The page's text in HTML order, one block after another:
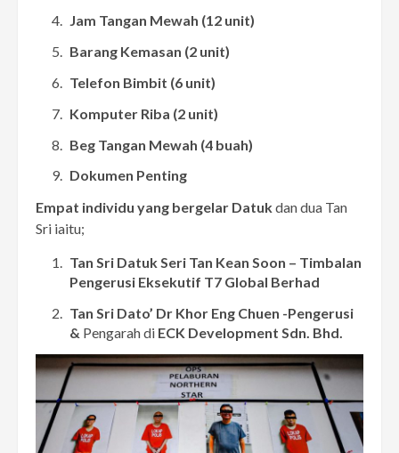
Jam Tangan Mewah (12 unit)
Barang Kemasan (2 unit)
Telefon Bimbit (6 unit)
Komputer Riba (2 unit)
Beg Tangan Mewah (4 buah)
Dokumen Penting
Empat individu yang bergelar Datukdan dua Tan
Sri iaitu;
Tan Sri Datuk Seri Tan Kean Soon – Timbalan
Pengerusi Eksekutif T7 Global Berhad
Tan Sri Dato’ Dr Khor Eng Chuen -Pengerusi
& Pengarah di ECK Development Sdn. Bhd.